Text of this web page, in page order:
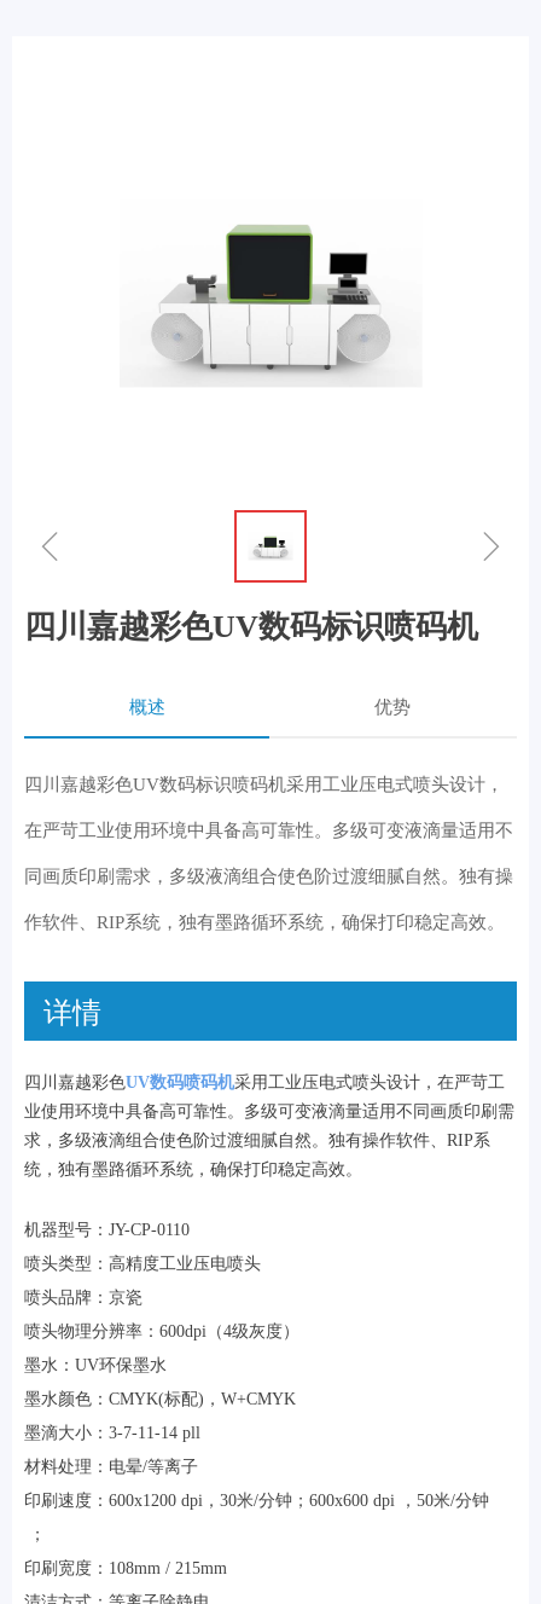
四川嘉越彩色UV数码喷码机采用工业压电式喷头设计，在严苛工
业使用环境中具备高可靠性。多级可变液滴量适用不同画质印刷需
求，多级液滴组合使色阶过渡细腻自然。独有操作软件、RIP系
统，独有墨路循环系统，确保打印稳定高效。
机器型号：JY-CP-0110
喷头类型：高精度工业压电喷头
喷头品牌：京瓷
喷头物理分辨率：600dpi（4级灰度）
墨水：UV环保墨水
墨水颜色：CMYK(标配)，W+CMYK
墨滴大小：3-7-11-14 pll
材料处理：电晕/等离子
印刷速度：600x1200 dpi，30米/分钟；600x600 dpi ，50米/分钟
；
印刷宽度：108mm / 215mm
ꁆ ꁇ
四川嘉越彩色UV数码标识喷码机
概述 优势
四川嘉越彩色UV数码标识喷码机采用工业压电式喷头设计，
在严苛工业使用环境中具备高可靠性。多级可变液滴量适用不
同画质印刷需求，多级液滴组合使色阶过渡细腻自然。独有操
作软件、RIP系统，独有墨路循环系统，确保打印稳定高效。
详情